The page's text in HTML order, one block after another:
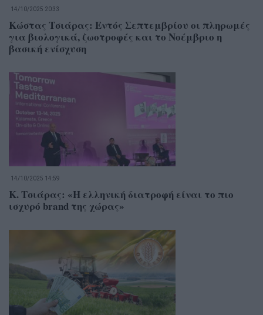
14/10/2025 20:33
Κώστας Τσιάρας: Εντός Σεπτεμβρίου οι πληρωμές
για βιολογικά, ζωοτροφές και το Νοέμβριο η
βασική ενίσχυση
14/10/2025 14:59
Κ. Τσιάρας: «Η ελληνική διατροφή είναι το πιο
ισχυρό brand της χώρας»